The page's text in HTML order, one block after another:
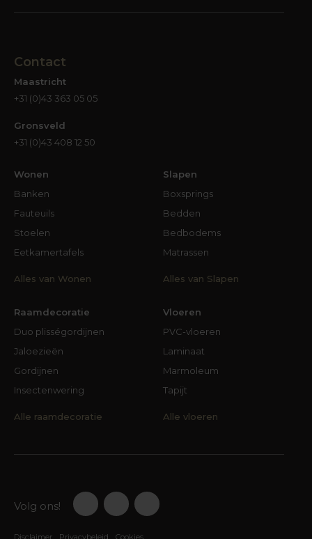
Contact
Maastricht
+31 (0)43 363 05 05
Gronsveld
+31 (0)43 408 12 50
Wonen
Banken
Fauteuils
Stoelen
Eetkamertafels
Alles van Wonen
Slapen
Boxsprings
Bedden
Bedbodems
Matrassen
Alles van Slapen
Raamdecoratie
Duo plisségordijnen
Jaloezieën
Gordijnen
Insectenwering
Alle raamdecoratie
Vloeren
PVC-vloeren
Laminaat
Marmoleum
Tapijt
Alle vloeren
Volg ons!